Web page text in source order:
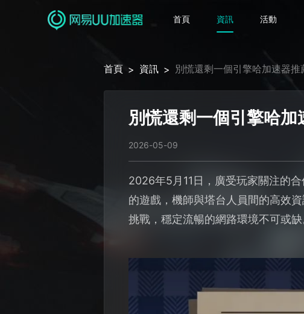
首頁 資訊 活動
首頁 > 資訊 > 別慌還剩一個引擎哈加速器
別慌還剩一個引擎哈
2026-05-09
2026年5月11日，廣受玩家關注的
的遊戲，機師與塔台人員間的高效
挑戰，穩定流暢的網路環境不可或缺